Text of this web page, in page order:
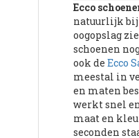
chicco
Chipie (2)
(5.305)
Clarks
Clic! (103)
Colors
Ecco
natuurlijk bij
oogopslag
schoenen
ook de Ecco
meestal in
en maten
werkt snel
maat en
seconden